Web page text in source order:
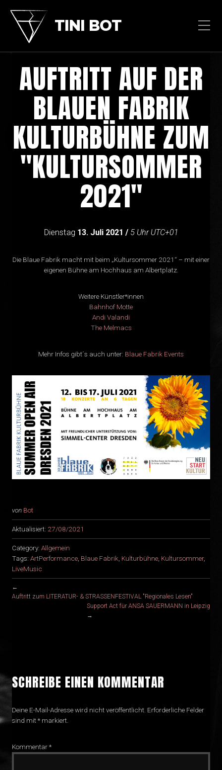
TINI BOT
AUFTRITT AUF DER
BLAUEN FABRIK
KULTURBÜHNE ZUM
"KULTURSOMMER
2021"
Dienstag 13. Juli 2021 /5Uhr UTC+01
Die Blaue Fabrik macht mit beim „Kultursommer 2021“ – mit einer
eigenen Bühne am Hochhaus am Albertplatz.
Weitere Künstler*innen
Bahnhof Motte
Andi Valandi
The Melmacs
Mehr Infos gibt´s auch unter: Blaue Fabrik Events
von Bot
Aktualisiert: 27/08/2021
Category: Allgemein
Tags: ArtPerformance, Blaue Fabrik, Kulturbühne, Kultursommer,
LiveMusic
←
Auftritt zum LITERATUR- & STRASSENFESTIVAL "Regionales Lesen"
Support Act für ANSA SAUERMANN in Leipzig
→
SCHREIBE EINEN KOMMENTAR
Deine E-Mail-Adresse wird nicht veröffentlicht. Erforderliche Felder
sind mit* markiert.
Kommentar*